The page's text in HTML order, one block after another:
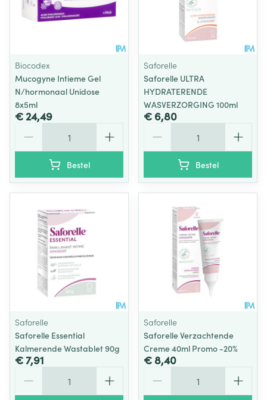
Biocodex
Mucogyne Intieme Gel
N/hormonaal Unidose
8x5ml
€ 24,49
Bestel
Saforelle
Saforelle ULTRA
HYDRATERENDE
WASVERZORGING 100ml
€ 6,80
Bestel
Saforelle
Saforelle Essential
Kalmerende Wastablet 90g
€ 7,91
Saforelle
Saforelle Verzachtende
Creme 40ml Promo -20%
€ 8,40